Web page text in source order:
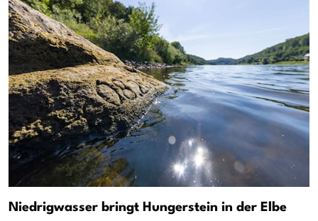
Niedrigwasser bringt Hungerstein in der Elbe